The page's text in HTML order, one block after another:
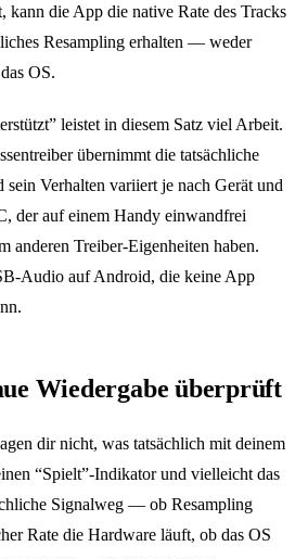
kann die App die native Rate des Tracks
Resampling erhalten — weder
OS.
leistet in diesem Satz viel Arbeit.
übernimmt die tatsächliche
Verhalten variiert je nach Gerät und
der auf einem Handy einwandfrei
anderen Treiber-Eigenheiten haben.
Audio auf Android, die keine App
Wiedergabe überprüft
dir nicht, was tatsächlich mit deinem
“Spielt”-Indikator und vielleicht das
Signalweg — ob Resampling
Rate die Hardware läuft, ob das OS